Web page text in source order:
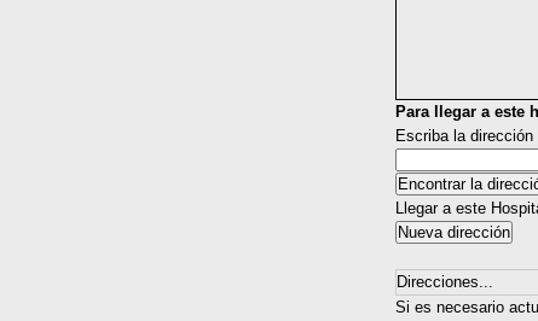
Para llegar a este
Escriba la
Llegar a este
Direcciones...
Si es necesario